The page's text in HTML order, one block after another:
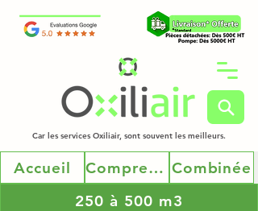
Car les services Oxiliair, sont souvent les meilleurs.
Accueil Compresseur et pompe Combinée
250 à 500 m3